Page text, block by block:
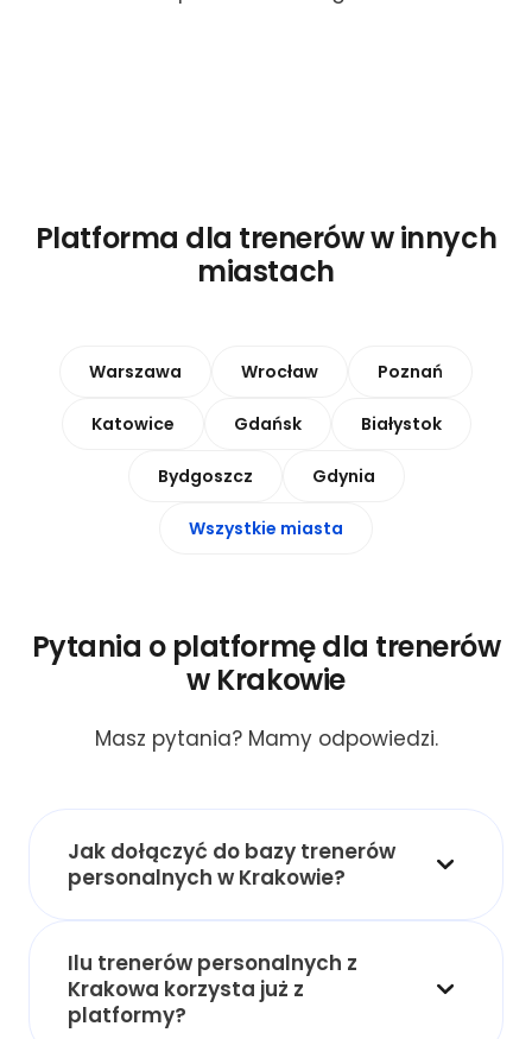
Platforma dla trenerów w innych
miastach
Warszawa Wrocław Poznań
Katowice Gdańsk Białystok
Bydgoszcz Gdynia
Wszystkie miasta
Pytania o platformę dla trenerów
w Krakowie
Masz pytania? Mamy odpowiedzi.
Jak dołączyć do bazy trenerów
personalnych w Krakowie?
Ilu trenerów personalnych z
Krakowa korzysta już z
platformy?